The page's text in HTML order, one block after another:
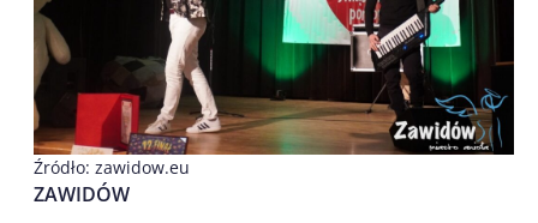
Źródło: zawidow.eu
ZAWIDÓW